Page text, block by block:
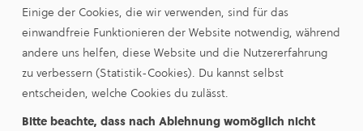
Das Wasserentgelt setzt sich zusammen aus:
einem Arbeits­preis für die abge­nom­mene Was­
ser­menge und
einem Grund­preis (anteilige Bereit­stel­lungs­kos­
ten, Kosten der Mess­ein­rich­tung) in Abhän­gig­
Einige der Cookies, die wir verwenden, sind für das
einwandfreie Funktionieren der Website notwendig, während
andere uns helfen, diese Website und die Nutzererfahrung
zu verbessern (Statistik-Cookies). Du kannst selbst
entscheiden, welche Cookies du zulässt.
Bitte beachte, dass nach Ablehnung womöglich nicht